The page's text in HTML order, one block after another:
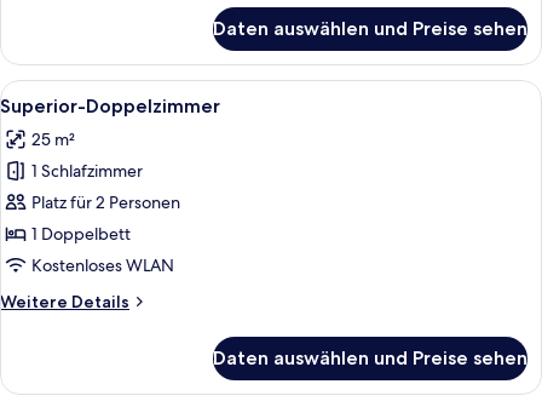
Daten auswählen und Preise sehen
Alle
Fotos
für
Superior-
Doppelzimmer
anzeigen
Ein Hotelzimmer mit Bett,
3
Superior-Doppelzimmer
25 m²
1 Schlafzimmer
Platz für 2 Personen
1 Doppelbett
Kostenloses WLAN
Weitere Details
Weitere
Doppelzimmer
Daten auswählen und Preise sehen